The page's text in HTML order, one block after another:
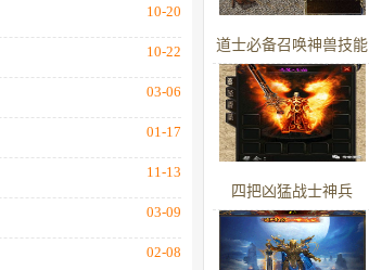
10-20
10-22
03-06
01-17
11-13
03-09
02-08
道士必备召唤神兽技能
书获取攻略
四把凶猛战士神兵